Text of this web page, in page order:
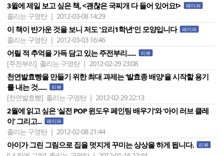
3윌에 제일 보고 싶은 책, <괜찮은 국찌개 다 들어 있어요!> 페이퍼
졸리는 구영탄 | 2012-03-08 14:29
이 책이 반가운 것을 보니 저도 '요리1학년'인 모양입니다 페이퍼
졸리는 구영탄 | 2012-03-03 16:46
어릴 적 추억을 가득 담고 있는 주전부리...... 리뷰
[주전부리] 졸리는 구영탄 | 2012-02-29 23:08
천연발효빵을 만들기 위한 최대 과제는 ‘발효종 배양'을 시작할 용기
를 내는 것......
리뷰
[천연발효빵] 졸리는 구영탄 | 2012-02-29 22:13
2월에 읽고 싶은 ‘실전 POP 윈도우 페인팅 배우기’와 ‘아이 러브 클레
이’ 그리고...
페이퍼
졸리는 구영탄 | 2012-02-08 21:44
아이가 그린 그림으로 집을 멋지게 꾸미는 상상을 하게 됩니다. 리뷰